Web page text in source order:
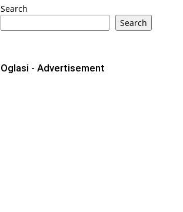
Search
Search
Oglasi - Advertisement